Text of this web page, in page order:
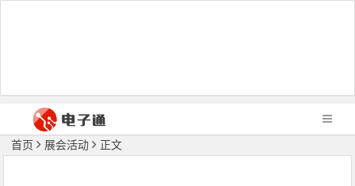
首页 展会活动 正文